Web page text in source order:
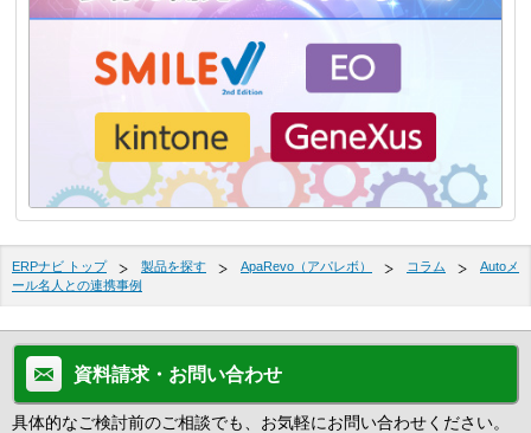
ERPナビ トップ 製品を探す ApaRevo（アパレボ） コラム
Autoメ
ール名人との連携事例
資料請求・お問い合わせ
具体的なご検討前のご相談でも、お気軽にお問い合わせください。